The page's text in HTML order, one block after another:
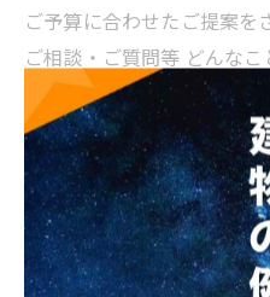
ご予算に合わせたご提案を
ご相談・ご質問等 どんな
ださい
弊社は、戸建て・マンシ
補修・シーリング・塗装・
専門業者です。